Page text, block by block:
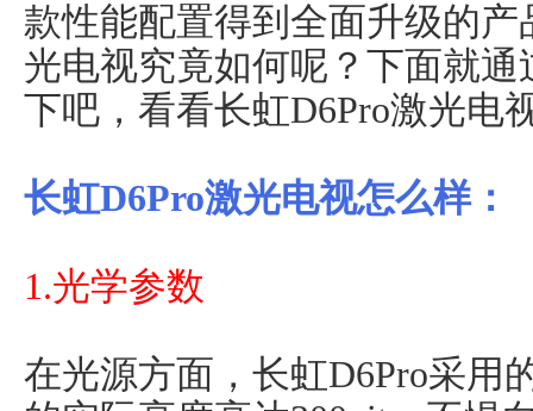
款性能配置得到全面升级的产
光电视究竟如何呢？下面就
下吧，看看长虹D6Pro激光电
长虹D6Pro激光电视怎么样：
1.光学参数
在光源方面，长虹D6Pro采用